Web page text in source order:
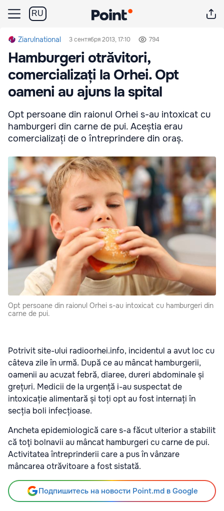
RU
Ziarulnational 3 сентября 2013, 17:10 794
Hamburgeri otrăvitori,
comercializați la Orhei. Opt
oameni au ajuns la spital
Opt persoane din raionul Orhei s-au intoxicat cu
hamburgeri din carne de pui. Aceștia erau
comercializați de o întreprindere din oraș.
Opt persoane din raionul Orhei s-au intoxicat cu hamburgeri din
carne de pui.
Potrivit site-ului radioorhei.info, incidentul a avut loc cu
câteva zile în urmă. După ce au mâncat hamburgerii,
oamenii au acuzat febră, diaree, dureri abdominale și
grețuri. Medicii de la urgență i-au suspectat de
intoxicație alimentară și toți opt au fost internați în
secția boli infecțioase.
Ancheta epidemiologică care s-a făcut ulterior a stabilit
că toţi bolnavii au mâncat hamburgeri cu carne de pui.
Activitatea întreprinderii care a pus în vânzare
mâncarea otrăvitoare a fost sistată.
Подпишитесь на новости Point.md в Google